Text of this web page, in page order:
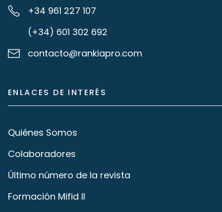
+34 961 227 107
(+34) 601 302 692
contacto@rankiapro.com
ENLACES DE INTERÉS
Quiénes Somos
Colaboradores
Último número de la revista
Formación Mifid II